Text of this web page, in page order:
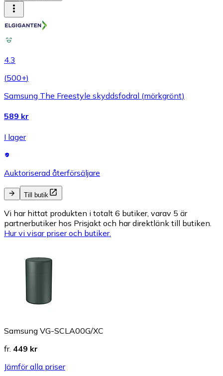
4.3
(500+)
Samsung The Freestyle skyddsfodral (mörkgrönt)
589 kr
I lager
Auktoriserad återförsäljare
Till butik
Vi har hittat produkten i totalt 6 butiker, varav 5 är
partnerbutiker hos Prisjakt och har direktlänk till butiken.
Hur vi visar priser och butiker.
Samsung VG-SCLA00G/XC
fr. 449 kr
Jämför alla priser